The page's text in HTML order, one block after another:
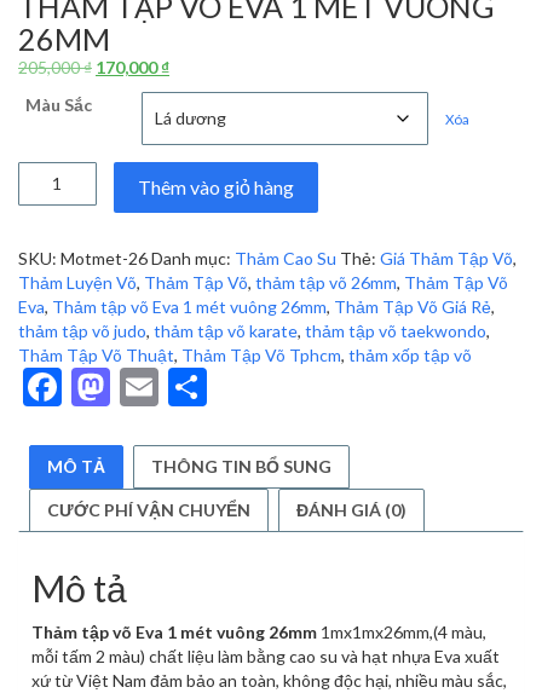
26MM
205,000₫ Giá
170,000₫Giá
hiện
tại
170,000 ₫.
Màu Sắc
Xóa
1
mét
vuông
26mm
số
lượng
Thêm vào giỏ hàng
SKU: Motmet-26Danh mục: Thảm Cao Su Thẻ: Giá Thảm Tập Võ,
Thảm Luyện Võ, Thảm Tập Võ, thảm tập võ 26mm, Thảm Tập Võ
Eva, Thảm tập võ Eva 1 mét vuông 26mm, Thảm Tập Võ Giá Rẻ,
thảm tập võ judo, thảm tập võ karate, thảm tập võ taekwondo,
Thảm Tập Võ Thuật, Thảm Tập Võ Tphcm, thảm xốp tập võ
Facebook
Mastodon
Email
MÔ TẢ THÔNG TIN BỔ SUNG
CƯỚC PHÍ VẬN CHUYỂN ĐÁNH GIÁ (0)
Mô tả
Thảm tập võ Eva 1 mét vuông 26mm 1mx1mx26mm,(4 màu,
mỗi tấm 2 màu) chất liệu làm bằng cao su và hạt nhựa Eva xuất
xứ từ Việt Nam đảm bảo an toàn, không độc hại, nhiều màu sắc,